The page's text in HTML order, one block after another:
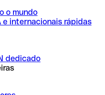
o mundo
e internacionais rápidas
dedicado